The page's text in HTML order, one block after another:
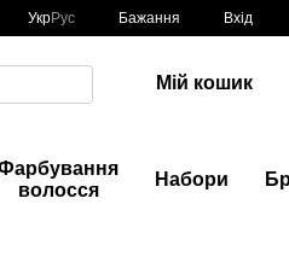
УкрРус Бажання Вхід
Мій кошик
волосся
Набори